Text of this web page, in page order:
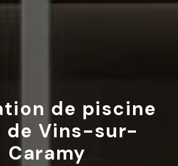
de piscine
de Vins-sur-
Caramy